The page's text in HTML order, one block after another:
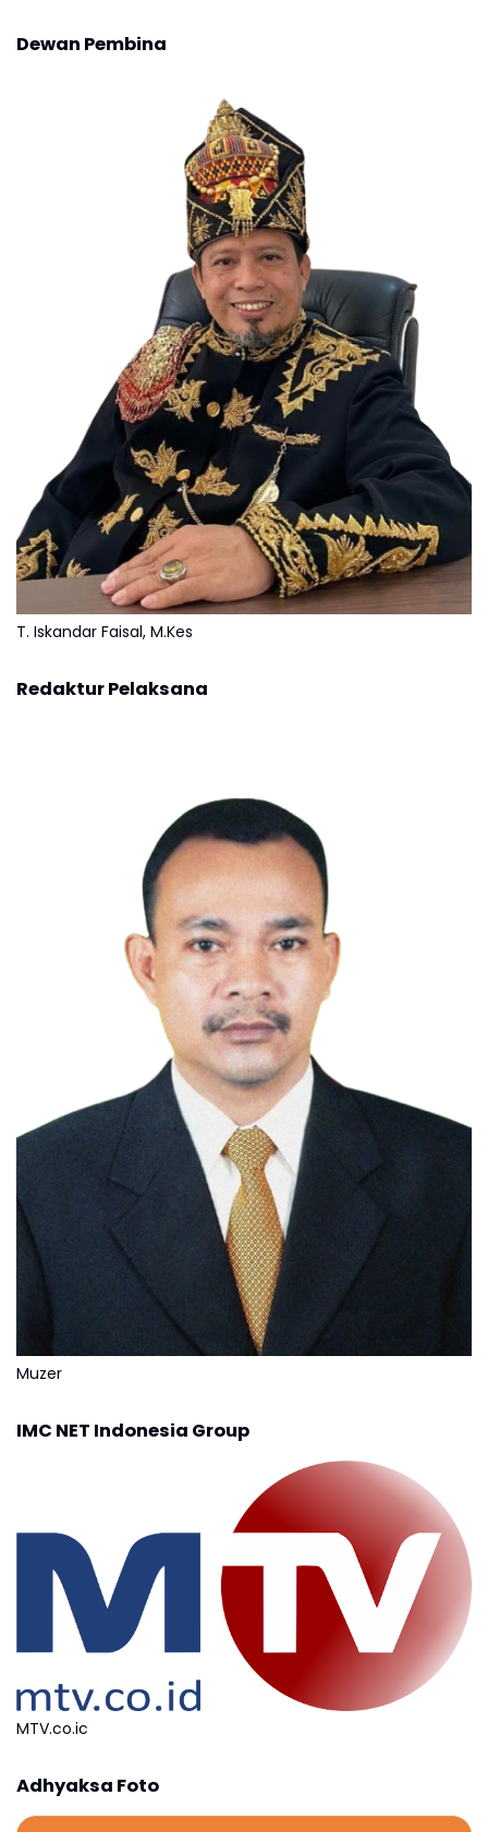
Dewan Pembina
T. Iskandar Faisal, M.Kes
Redaktur Pelaksana
Muzer
IMC NET Indonesia Group
MTV.co.ic
Adhyaksa Foto